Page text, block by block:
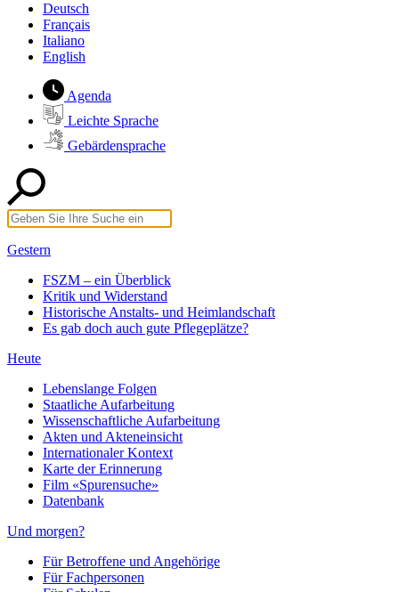
Deutsch
Français
Italiano
English
Agenda
Leichte Sprache
Gebärdensprache
Gestern
FSZM – ein Überblick
Kritik und Widerstand
Historische Anstalts- und Heimlandschaft
Es gab doch auch gute Pflegeplätze?
Heute
Lebenslange Folgen
Staatliche Aufarbeitung
Wissenschaftliche Aufarbeitung
Akten und Akteneinsicht
Internationaler Kontext
Karte der Erinnerung
Film «Spurensuche»
Datenbank
Und morgen?
Für Betroffene und Angehörige
Für Fachpersonen